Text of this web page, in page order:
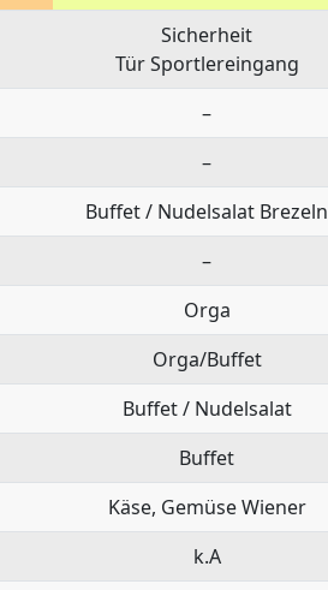
Sicherheit
Tür Sportlereingang
–
–
Buffet / Nudelsalat Brezeln
–
Orga
Orga/Buffet
Buffet / Nudelsalat
Buffet
Käse, Gemüse Wiener
k.A